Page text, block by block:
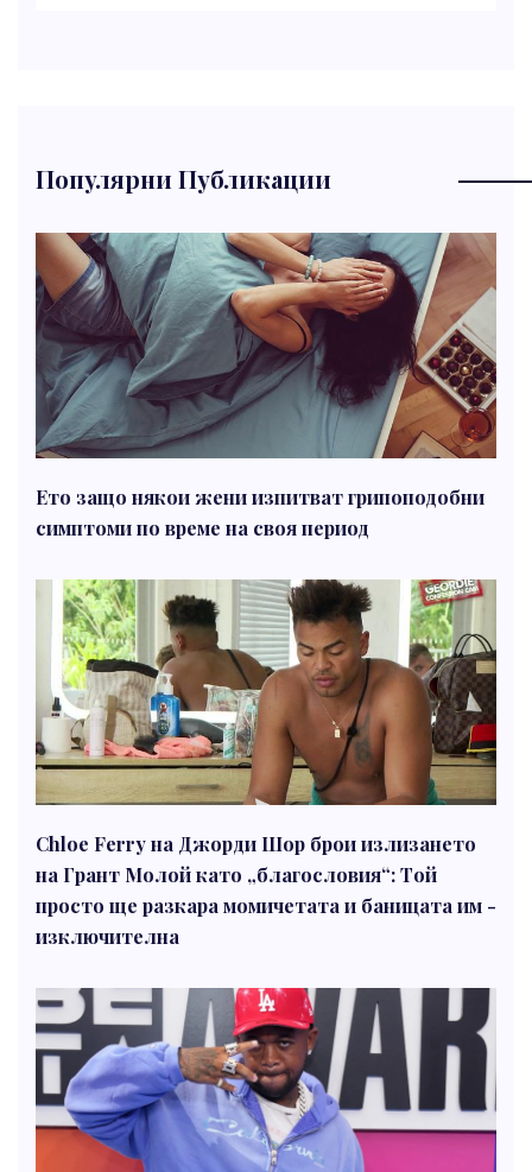
Популярни Публикации
Ето защо някои жени изпитват грипоподобни
симптоми по време на своя период
Chloe Ferry на Джорди Шор брои излизането
на Грант Молой като „благословия“: Той
просто ще разкара момичетата и баницата им -
изключителна